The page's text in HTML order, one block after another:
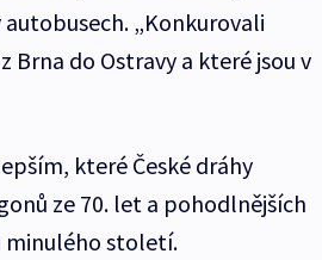
„Konkurovali
do Ostravy a které jsou v
které České dráhy
ze 70. let a pohodlnějších
minulého století.